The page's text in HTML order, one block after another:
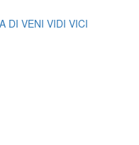
DI VENI VIDI VICI